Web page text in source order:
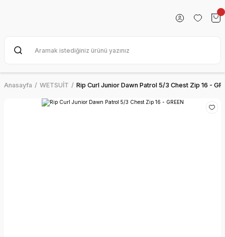
Anasayfa WETSUİT Rip Curl Junior Dawn Patrol 5/3 Chest Zip 16 -